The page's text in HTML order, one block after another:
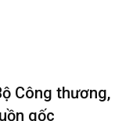
Công thương,
gốc